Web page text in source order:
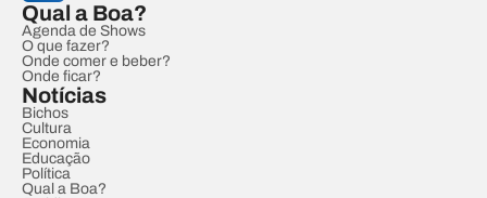
Qual a Boa?
Agenda de Shows
O que fazer?
Onde comer e beber?
Onde ficar?
Notícias
Bichos
Cultura
Economia
Educação
Política
Qual a Boa?